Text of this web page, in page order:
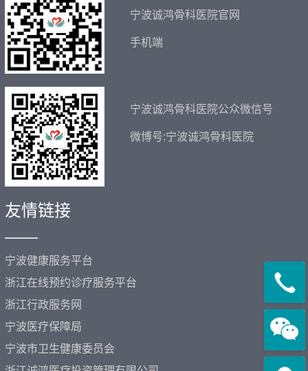
宁波诚鸿骨科医院官网
手机端
宁波诚鸿骨科医院公众微信号
微博号:宁波诚鸿骨科医院
友情链接
——
宁波健康服务平台
浙江在线预约诊疗服务平台
浙江行政服务网
宁波医疗保障局
宁波市卫生健康委员会